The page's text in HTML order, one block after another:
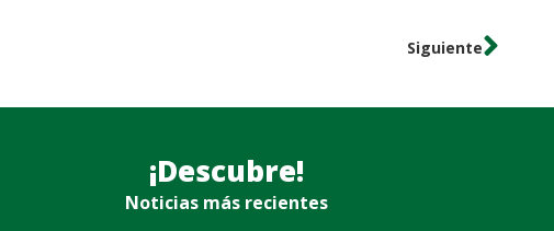
Siguiente
¡Descubre!
Noticias más recientes